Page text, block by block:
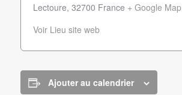
Lectoure, 32700 France + Google Map
Voir Lieu site web
Ajouter au calendrier